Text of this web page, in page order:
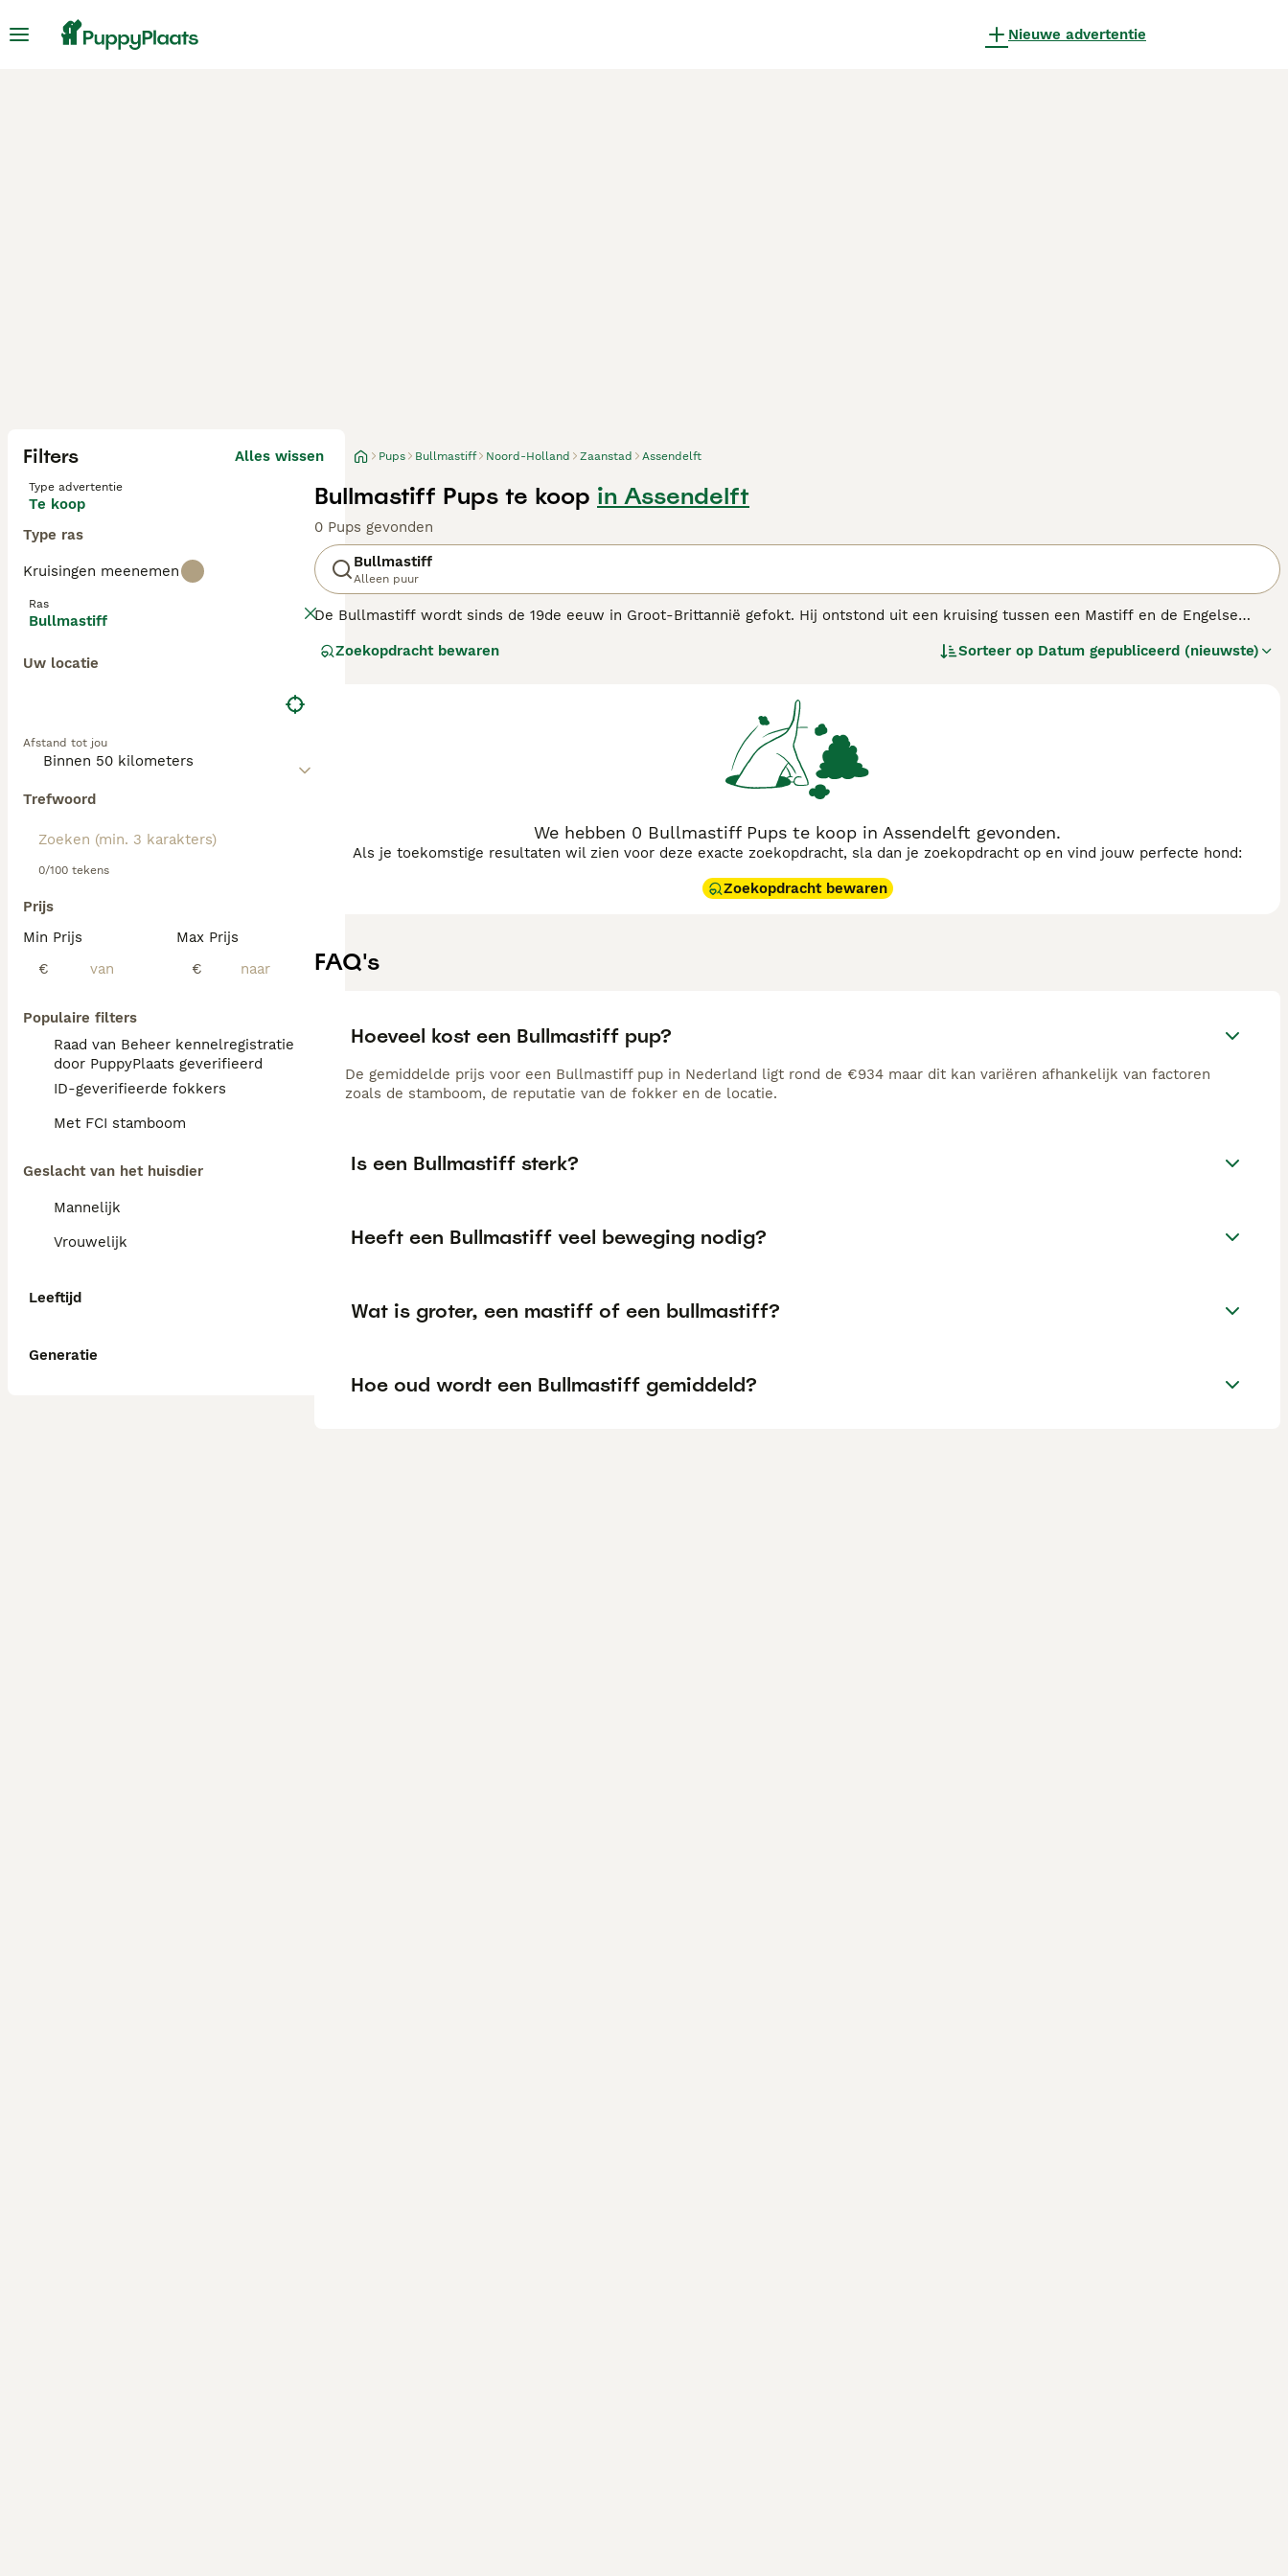
Nieuwe advertentie
Filters Alles wissen
Type advertentie
Te koop
Type ras
Kruisingen meenemen
Ras
Bullmastiff
Uw locatie
Afstand tot jou
Trefwoord
0/100 tekens
Prijs
Min Prijs
€
Max Prijs
€
Populaire filters
Raad van Beheer kennelregistratie
door PuppyPlaats geverifieerd
ID-geverifieerde fokkers
Met FCI stamboom
Geslacht van het huisdier
Mannelijk
Vrouwelijk
Leeftijd
Generatie
Pups Bullmastiff Noord-Holland Zaanstad Assendelft
Bullmastiff Pups te koop in Assendelft
0 Pups gevonden
Bullmastiff
Alleen puur
De Bullmastiff wordt sinds de 19de eeuw in Groot-Brittannië gefokt. Hij ontstond uit een kruising tussen een Mastiff en de Engelse
gezelschapshonden geworden. Ze staan bekend als temperamentvol, intelligent en alert en worden snel loyale familieleden.
Zoekopdracht bewaren Sorteer op Datum gepubliceerd (nieuwste)
We hebben 0 Bullmastiff Pups te koop in Assendelft gevonden.
Als je toekomstige resultaten wil zien voor deze exacte zoekopdracht, sla dan je zoekopdracht op en vind jouw perfecte hond:
Zoekopdracht bewaren
FAQ's
Hoeveel kost een Bullmastiff pup?
De gemiddelde prijs voor een Bullmastiff pup in Nederland ligt rond de €934 maar dit kan variëren afhankelijk van factoren
zoals de stamboom, de reputatie van de fokker en de locatie.
Is een Bullmastiff sterk?
Heeft een Bullmastiff veel beweging nodig?
Wat is groter, een mastiff of een bullmastiff?
Hoe oud wordt een Bullmastiff gemiddeld?